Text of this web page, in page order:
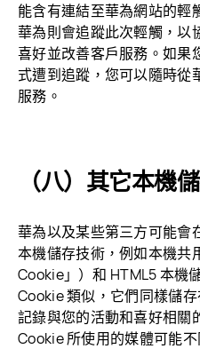
能含有連結至華為網站的輕
華為則會追蹤此次輕觸，以
喜好並改善客戶服務。如果
式遭到追蹤，您可以隨時從
服務。
（八）其它本機
華為以及某些第三方可能會
本機儲存技術，例如本機共
Cookie」）和 HTML5 本機
Cookie 類似，它們同樣儲
記錄與您的活動和喜好相關
Cookie 所使用的媒體可能